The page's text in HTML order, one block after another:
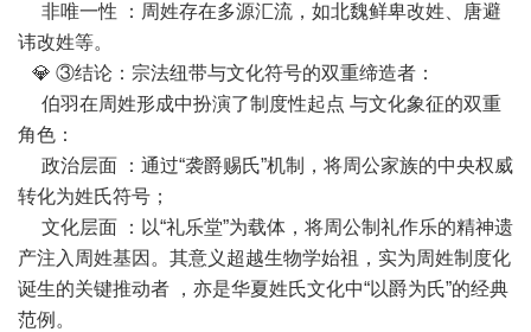
非唯一性 ：周姓存在多源汇流，如北魏鲜卑改姓、唐避
讳改姓等。
💎 ③结论：宗法纽带与文化符号的双重缔造者：
伯羽在周姓形成中扮演了制度性起点 与文化象征的双重
角色：
政治层面 ：通过“袭爵赐氏”机制，将周公家族的中央权威
转化为姓氏符号；
文化层面 ：以“礼乐堂”为载体，将周公制礼作乐的精神遗
产注入周姓基因。其意义超越生物学始祖，实为周姓制度化
诞生的关键推动者 ，亦是华夏姓氏文化中“以爵为氏”的经典
范例。